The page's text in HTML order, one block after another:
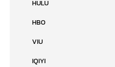
HULU
HBO
VIU
IQIYI